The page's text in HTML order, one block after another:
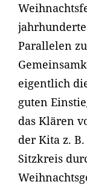
Parallelen
eigentlich
guten
das Klären
der Kita z.
Sitzkreis